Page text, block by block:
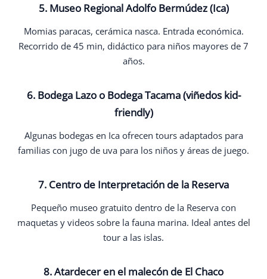
5. Museo Regional Adolfo Bermúdez (Ica)
Momias paracas, cerámica nasca. Entrada económica.
Recorrido de 45 min, didáctico para niños mayores de 7
años.
6. Bodega Lazo o Bodega Tacama (viñedos kid-
friendly)
Algunas bodegas en Ica ofrecen tours adaptados para
familias con jugo de uva para los niños y áreas de juego.
7. Centro de Interpretación de la Reserva
Pequeño museo gratuito dentro de la Reserva con
maquetas y videos sobre la fauna marina. Ideal antes del
tour a las islas.
8. Atardecer en el malecón de El Chaco